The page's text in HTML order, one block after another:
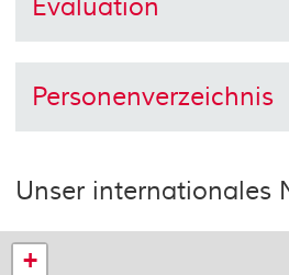
Evaluation
Personenverzeichnis
Unser internationales
+